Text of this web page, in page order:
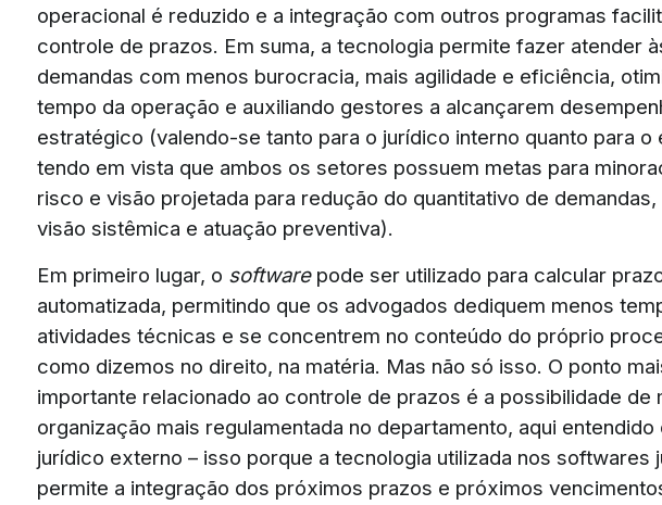
operacional é reduzido e a integração com outros programas
controle de prazos. Em suma, a tecnologia permite fazer atender
demandas com menos burocracia, mais agilidade e eficiência,
tempo da operação e auxiliando gestores a alcançarem
estratégico (valendo-se tanto para o jurídico interno quanto para o
tendo em vista que ambos os setores possuem metas para
risco e visão projetada para redução do quantitativo de demandas,
visão sistêmica e atuação preventiva).
Em primeiro lugar, o softwarepode ser utilizado para calcular
automatizada, permitindo que os advogados dediquem menos
atividades técnicas e se concentrem no conteúdo do próprio
como dizemos no direito, na matéria. Mas não só isso. O ponto
importante relacionado ao controle de prazos é a possibilidade de
organização mais regulamentada no departamento, aqui entendido
jurídico externo – isso porque a tecnologia utilizada nos softwares
permite a integração dos próximos prazos e próximos